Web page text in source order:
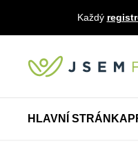
Každý
HLAVNÍ STRÁNKA